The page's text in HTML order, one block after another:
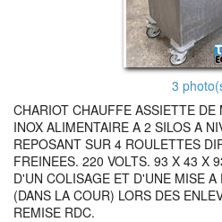
3
CHARIOT CHAUFFE ASSIETTE DE
INOX ALIMENTAIRE A 2 SILOS A
REPOSANT SUR 4 ROULETTES
FREINEES. 220 VOLTS. 93 X 43 X
D'UN COLISAGE ET D'UNE MISE
(DANS LA COUR) LORS DES
REMISE RDC.